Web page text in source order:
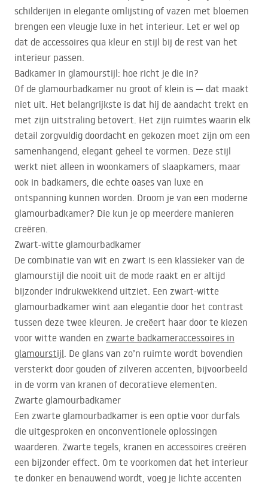
schilderijen in elegante omlijsting of vazen met bloemen
brengen een vleugje luxe in het interieur. Let er wel op
dat de accessoires qua kleur en stijl bij de rest van het
interieur passen.
Badkamer in glamourstijl: hoe richt je die in?
Of de glamourbadkamer nu groot of klein is — dat maakt
niet uit. Het belangrijkste is dat hij de aandacht trekt en
met zijn uitstraling betovert. Het zijn ruimtes waarin elk
detail zorgvuldig doordacht en gekozen moet zijn om een
samenhangend, elegant geheel te vormen. Deze stijl
werkt niet alleen in woonkamers of slaapkamers, maar
ook in badkamers, die echte oases van luxe en
ontspanning kunnen worden. Droom je van een moderne
glamourbadkamer? Die kun je op meerdere manieren
creëren.
Zwart-witte glamourbadkamer
De combinatie van wit en zwart is een klassieker van de
glamourstijl die nooit uit de mode raakt en er altijd
bijzonder indrukwekkend uitziet. Een zwart-witte
glamourbadkamer wint aan elegantie door het contrast
tussen deze twee kleuren. Je creëert haar door te kiezen
voor witte wanden en zwarte badkameraccessoires in
glamourstijl. De glans van zo’n ruimte wordt bovendien
versterkt door gouden of zilveren accenten, bijvoorbeeld
in de vorm van kranen of decoratieve elementen.
Zwarte glamourbadkamer
Een zwarte glamourbadkamer is een optie voor durfals
die uitgesproken en onconventionele oplossingen
waarderen. Zwarte tegels, kranen en accessoires creëren
een bijzonder effect. Om te voorkomen dat het interieur
te donker en benauwend wordt, voeg je lichte accenten